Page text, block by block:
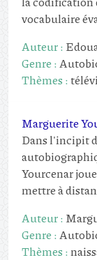
vocabulaire
Auteur :
Genre :
Thèmes :
Marguerite
Dans l'incipit
Yourcenar
mettre à
Auteur :
Genre :
Thèmes :